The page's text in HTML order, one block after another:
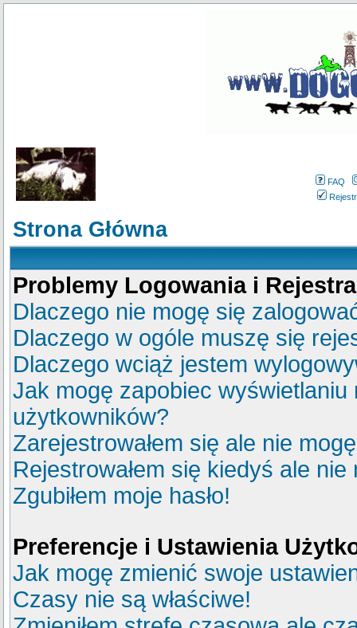
FAQ
Strona Główna
Problemy Logowania i
Dlaczego nie mogę się
Dlaczego w ogóle muszę się
Dlaczego wciąż jestem
Jak mogę zapobiec
użytkowników?
Zarejestrowałem się ale nie
Rejestrowałem się kiedyś ale
Zgubiłem moje hasło!
Preferencje i Ustawienia
Jak mogę zmienić swoje
Czasy nie są właściwe!